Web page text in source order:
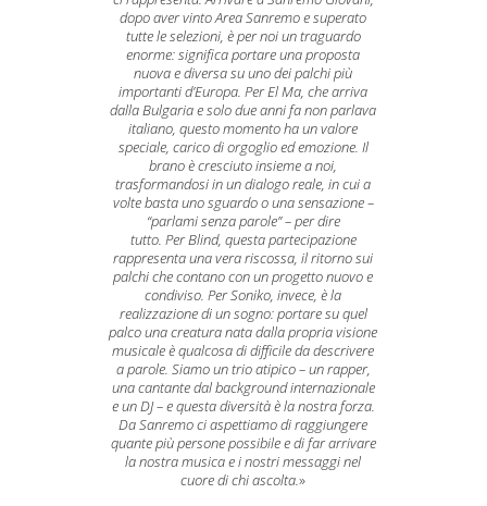
dopo aver vinto Area Sanremo e superato
tutte le selezioni, è per noi un traguardo
enorme: significa portare una proposta
nuova e diversa su uno dei palchi più
importanti d’Europa. Per El Ma, che arriva
dalla Bulgaria e solo due anni fa non parlava
italiano, questo momento ha un valore
speciale, carico di orgoglio ed emozione. Il
brano è cresciuto insieme a noi,
trasformandosi in un dialogo reale, in cui a
volte basta uno sguardo o una sensazione –
“parlami senza parole” – per dire
tutto. Per Blind, questa partecipazione
rappresenta una vera riscossa, il ritorno sui
palchi che contano con un progetto nuovo e
condiviso. Per Soniko, invece, è la
realizzazione di un sogno: portare su quel
palco una creatura nata dalla propria visione
musicale è qualcosa di difficile da descrivere
a parole. Siamo un trio atipico – un rapper,
una cantante dal background internazionale
e un DJ – e questa diversità è la nostra forza.
Da Sanremo ci aspettiamo di raggiungere
quante più persone possibile e di far arrivare
la nostra musica e i nostri messaggi nel
cuore di chi ascolta.»